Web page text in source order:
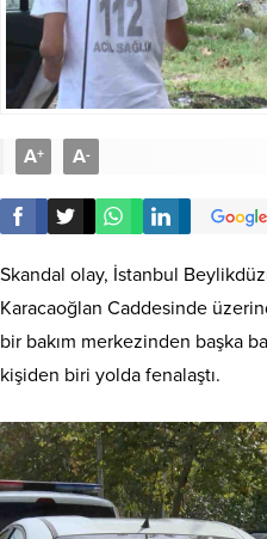
A+ A-
Skandal olay, İstanbul
Karacaoğlan Caddesinde
bir bakım merkezinden başka
kişiden biri yolda fenalaştı.